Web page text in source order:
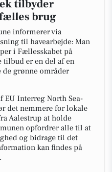
tilbyder
brug
informerer via
til havearbejde: Man
i Fællesskabet på
er en del af en
grønne områder
EU Interreg North Sea-
det nemmere for lokale
Aalestrup at holde
opfordrer alle til at
og bidrage til det
kan findes på